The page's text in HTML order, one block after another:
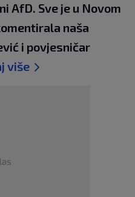
AfD. Sve je u Novom
naša
i povjesničar
više